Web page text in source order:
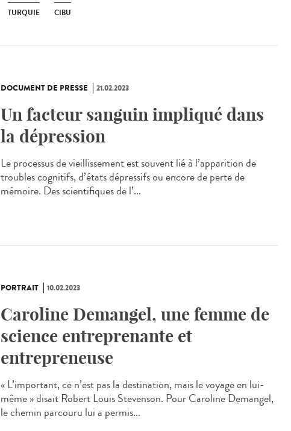
TURQUIE CIBU
DOCUMENT DE PRESSE 21.02.2023
Un facteur sanguin impliqué dans
la dépression
Le processus de vieillissement est souvent lié à l’apparition de
troubles cognitifs, d’états dépressifs ou encore de perte de
mémoire. Des scientifiques de l’...
PORTRAIT 10.02.2023
Caroline Demangel, une femme de
science entreprenante et
entrepreneuse
« L’important, ce n’est pas la destination, mais le voyage en lui-
même » disait Robert Louis Stevenson. Pour Caroline Demangel,
le chemin parcouru lui a permis...